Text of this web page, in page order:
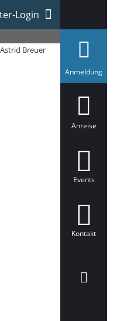
Login
Breuer
Anmeldunga
Anreise
Events
Kontakt